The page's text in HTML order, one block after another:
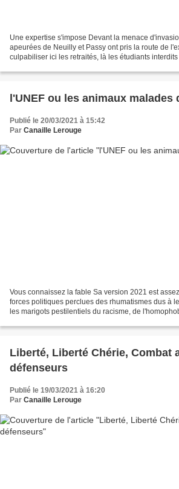
Une expertise s'impose Devant la menace
apeurées de Neuilly et Passy ont pris la route de
culpabiliser ici les retraités, là les étudiants
l'UNEF ou les animaux malades
Publié le 20/03/2021 à 15:42
Par Canaille Lerouge
Vous connaissez la fable Sa version 2021 est
forces politiques perclues des rhumatismes dus à
les marigots pestilentiels du racisme, de
Liberté, Liberté Chérie, Combat
défenseurs
Publié le 19/03/2021 à 16:20
Par Canaille Lerouge